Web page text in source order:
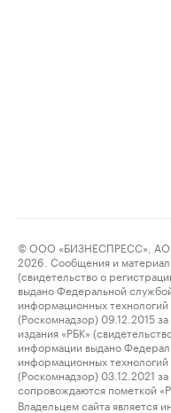
© ООО «БИЗНЕСПРЕСС», АО
2026. Сообщения и
(свидетельство о
выдано Федеральной
информационных
(Роскомнадзор) 09.12.2015
издания «РБК»
информации выдано
информационных
(Роскомнадзор) 03.12.2021
сопровождаются пометкой
Владельцем сайта является